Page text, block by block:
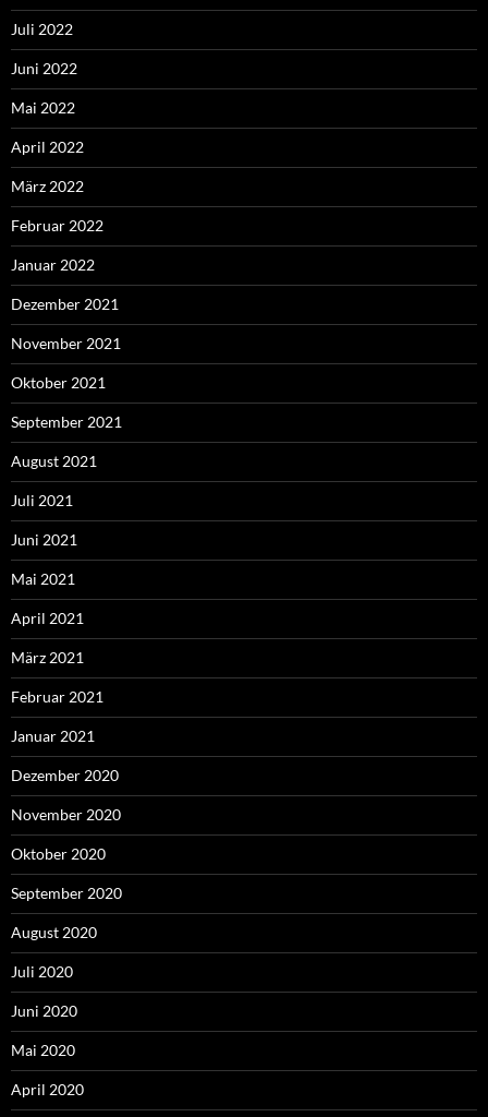
Juli 2022
Juni 2022
Mai 2022
April 2022
März 2022
Februar 2022
Januar 2022
Dezember 2021
November 2021
Oktober 2021
September 2021
August 2021
Juli 2021
Juni 2021
Mai 2021
April 2021
März 2021
Februar 2021
Januar 2021
Dezember 2020
November 2020
Oktober 2020
September 2020
August 2020
Juli 2020
Juni 2020
Mai 2020
April 2020